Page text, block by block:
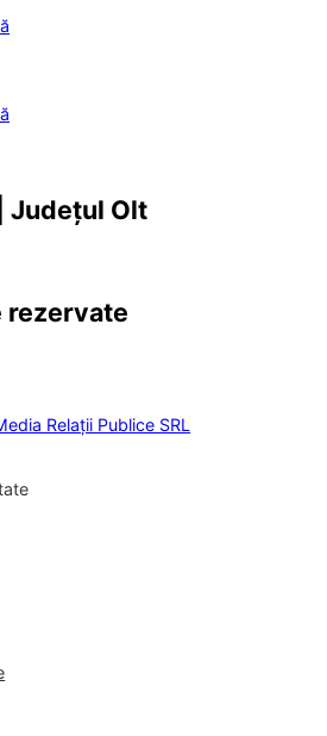
Județul Olt
rezervate
Relații Publice SRL